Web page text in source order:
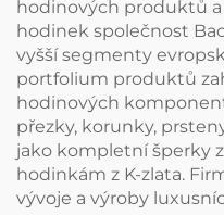
hodinových produktů a
hodinek společnost
vyšší segmenty
portfolium produktů
hodinových
přezky, korunky,
jako kompletní šperky
hodinkám z K-zlata.
vývoje a výroby